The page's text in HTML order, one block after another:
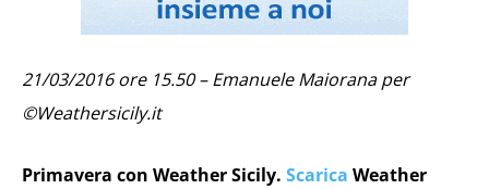
21/03/2016 ore 15.50 – Emanuele Maiorana per
©Weathersicily.it
Primavera con Weather Sicily. Scarica Weather